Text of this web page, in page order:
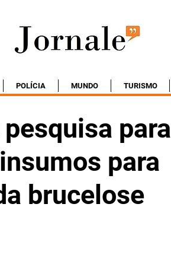
POLÍCIA MUNDO TURISMO
para
para
brucelose